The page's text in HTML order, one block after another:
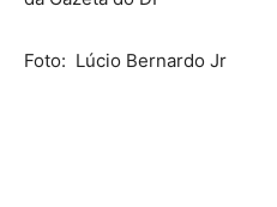
Foto: Lúcio Bernardo Jr